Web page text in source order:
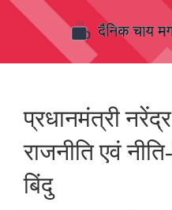
प्रधानमंत्री
राजनीति एवं
बिंदु